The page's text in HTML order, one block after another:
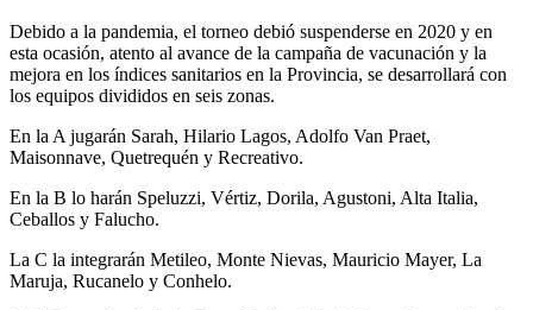
Debido a la pandemia, el torneo debió suspenderse en 2020 y en
esta ocasión, atento al avance de la campaña de vacunación y la
mejora en los índices sanitarios en la Provincia, se desarrollará con
los equipos divididos en seis zonas.
En la A jugarán Sarah, Hilario Lagos, Adolfo Van Praet,
Maisonnave, Quetrequén y Recreativo.
En la B lo harán Speluzzi, Vértiz, Dorila, Agustoni, Alta Italia,
Ceballos y Falucho.
La C la integrarán Metileo, Monte Nievas, Mauricio Mayer, La
Maruja, Rucanelo y Conhelo.